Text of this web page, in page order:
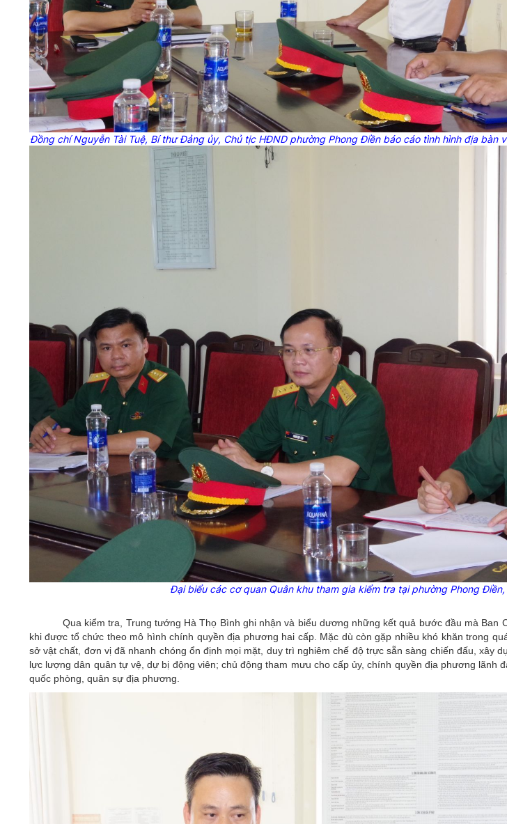
Đồng chí Nguyễn Tài Tuệ, Bí thư Đảng ủy, Chủ tịc HĐND phường Phong Điền báo cáo tình hình địa bàn
Đại biểu các cơ quan Quân khu tham gia kiểm tra tại phường Phong Điền,
Qua kiểm tra, Trung tướng Hà Thọ Bình ghi nhận và biểu dương những kết quả bước đầu mà Ban
khi được tổ chức theo mô hình chính quyền địa phương hai cấp. Mặc dù còn gặp nhiều khó khăn trong
sở vật chất, đơn vị đã nhanh chóng ổn định mọi mặt, duy trì nghiêm chế độ trực sẵn sàng chiến đấu, xây
lực lượng dân quân tự vệ, dự bị động viên; chủ động tham mưu cho cấp ủy, chính quyền địa phương lãnh
quốc phòng, quân sự địa phương.